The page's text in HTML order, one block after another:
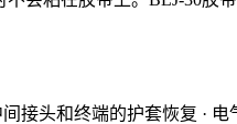
接头和终端的护套恢复 ·